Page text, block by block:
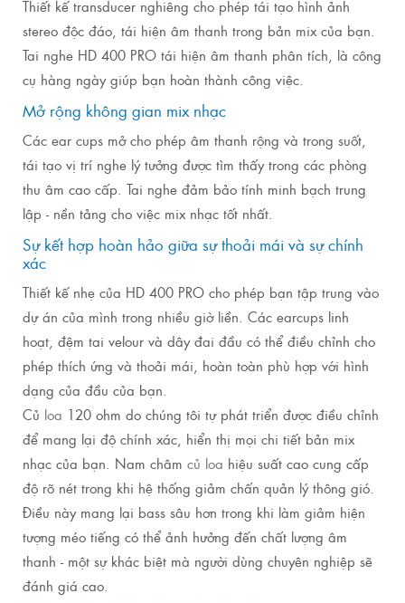
Thiết kế transducer nghiêng cho phép tái tạo hình ảnh
stereo độc đáo, tái hiện âm thanh trong bản mix của bạn.
Tai nghe HD 400 PRO tái hiện âm thanh phân tích, là công
cụ hàng ngày giúp bạn hoàn thành công việc.
Mở rộng không gian mix nhạc
Các ear cups mở cho phép âm thanh rộng và trong suốt,
tái tạo vị trí nghe lý tưởng được tìm thấy trong các phòng
thu âm cao cấp. Tai nghe đảm bảo tính minh bạch trung
lập - nền tảng cho việc mix nhạc tốt nhất.
Sự kết hợp hoàn hảo giữa sự thoải mái và sự chính
xác
Thiết kế nhẹ của HD 400 PRO cho phép bạn tập trung vào
dự án của mình trong nhiều giờ liền. Các earcups linh
hoạt, đệm tai velour và dây đai đầu có thể điều chỉnh cho
phép thích ứng và thoải mái, hoàn toàn phù hợp với hình
dạng của đầu của bạn.
Củ loa 120 ohm do chúng tôi tự phát triển được điều chỉnh
để mang lại độ chính xác, hiển thị mọi chi tiết bản mix
nhạc của bạn. Nam châm củ loa hiệu suất cao cung cấp
độ rõ nét trong khi hệ thống giảm chấn quản lý thông gió.
Điều này mang lại bass sâu hơn trong khi làm giảm hiện
tượng méo tiếng có thể ảnh hưởng đến chất lượng âm
thanh - một sự khác biệt mà người dùng chuyên nghiệp sẽ
đánh giá cao.